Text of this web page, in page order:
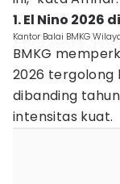
1. El Nino 2026
Kantor Balai BMKG
BMKG
2026 tergolong
dibanding
intensitas kuat.